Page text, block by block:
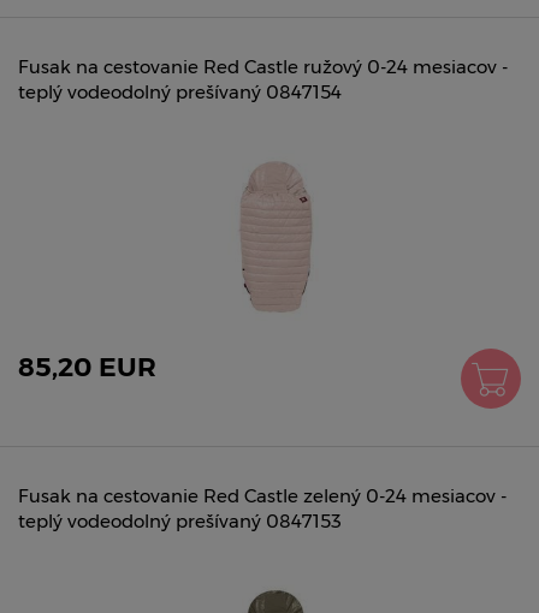
Fusak na cestovanie Red Castle ružový 0-24 mesiacov -
teplý vodeodolný prešívaný 0847154
85,20 EUR
Fusak na cestovanie Red Castle zelený 0-24 mesiacov -
teplý vodeodolný prešívaný 0847153